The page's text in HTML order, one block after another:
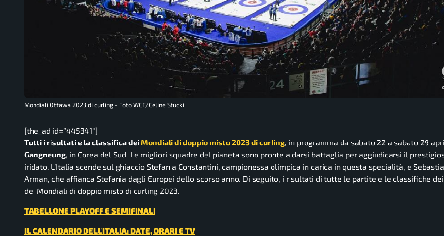
Mondiali Ottawa 2023 di curling - Foto WCF/Celine Stucki
[the_ad id=”445341″]
Tutti i risultati e la classifica dei Mondiali di doppio misto 2023 di curling, in programma da sabato 22 a sabato 29
Gangneung, in Corea del Sud. Le migliori squadre del pianeta sono pronte a darsi battaglia per aggiudicarsi il
iridato. L’Italia scende sul ghiaccio Stefania Constantini, campionessa olimpica in carica in questa specialità, e
Arman, che affianca Stefania dagli Europei dello scorso anno. Di seguito, i risultati di tutte le partite e le classifiche
dei Mondiali di doppio misto di curling 2023.
TABELLONE PLAYOFF E SEMIFINALI
IL CALENDARIO DELL’ITALIA: DATE, ORARI E TV